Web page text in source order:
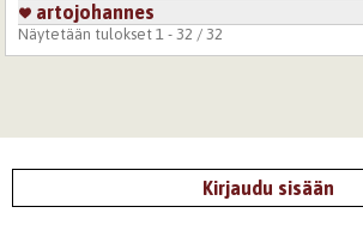
artojohannes
Näytetään tulokset 1 - 32 / 32
Kirjaudu sisään